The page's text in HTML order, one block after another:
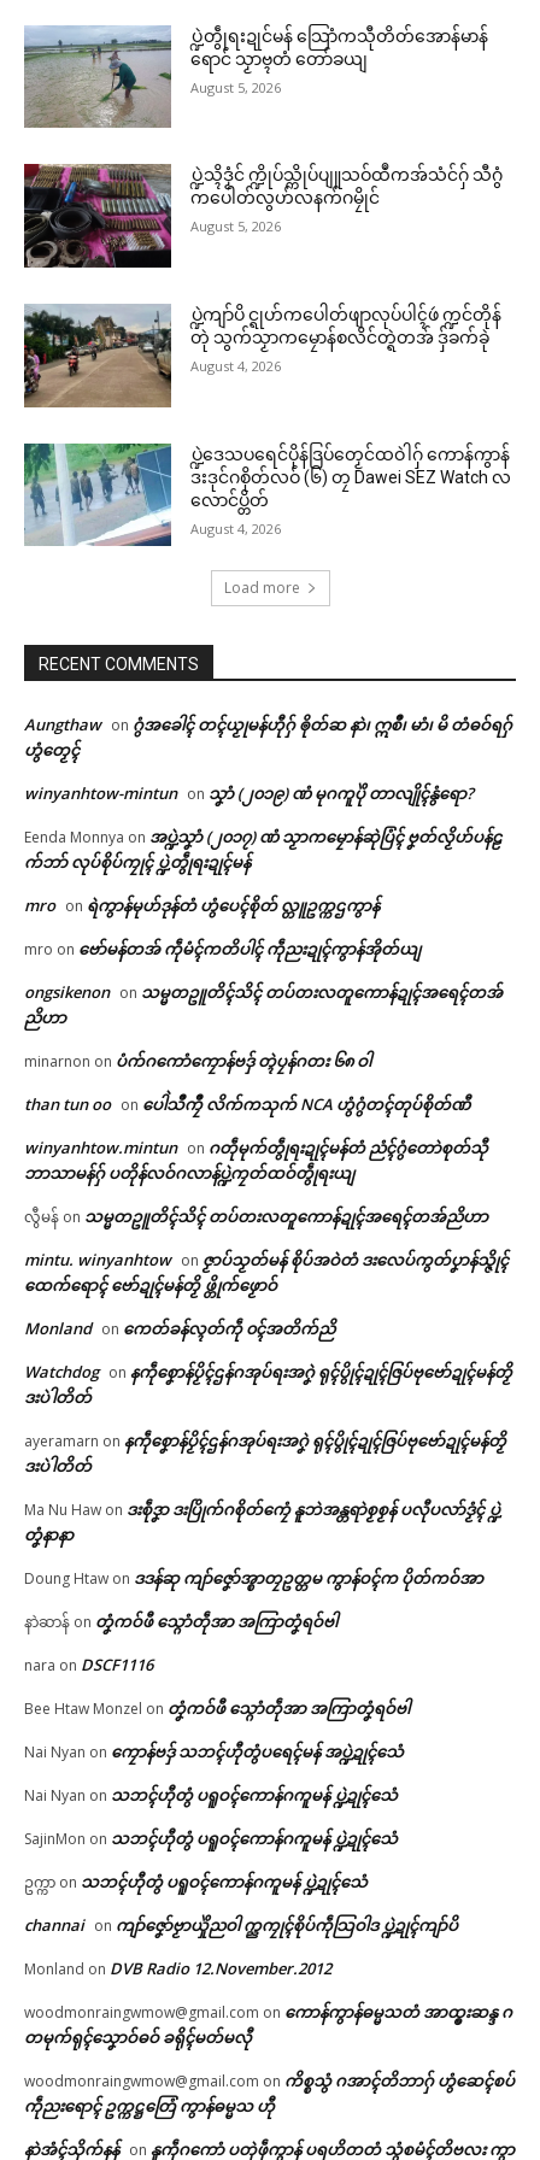
ရုဲစှ်
ပရိုၚ်လက္ကရဴအိုတ်
🏛 လညာတ်ပါ်ပဲါ
ညးဒါန်လိက်
ဗွဳဒဳယဵု
ကေတ်အဆက်
© ဌာန်ပရိုၚ်ဗၠးၜးမန်
Related
ပုရိသာတ်ပ္ဍဲသၠာတ်ခေတ်လၟုဟ်
ဟွံဒုၚ်စသိုၚ်ရှ်သာဒွက်ကွေံကွေံရ
ပုဟ် သၟာဒယှေ်ဒွက်တအ်ဟီု
March 31, 2026
စှ်ေဘာဥတုက္ညင် ကွာန်ဝင်ကသၞာံ
ဏံ သၟာဒယှ်ေဒွက်မန်ဒယှ်ဂမၠိုင် ဒ
May 19, 2026
In "ပရိုၚ်"
သကိုပ်ဝန်ဇၞော်တြေံ နာဲအံင်ကျဳတု
င် ဟိုတ်နူဆက်ဆောံကဵုမန်တအ်
ပြေပြံင်ခိုဟ်တုဲ ကမ္မယှေန်ပၞာန်တ
အ် တးပဲါထောံရောင် ဗွိုင်ဗော်ညဳ
သၟဟ်မန်လ္ၚဵု ဟီုဓမံက်
April 12, 2026
ပ္ဍဲတွဵုရးဍုင်မန် သြောံကသီုတိတ်အောန်မာန်
ရောင် သၟာဗ္ၚတံ တော်ခယျ
August 5, 2026
ပ္ဍဲသ္ၚိဒၟံင် က္ဍိုပ်သ္ကိုပ်ပျူသဝ်ထဳကအ်သံင်ဂှ် သီဂွံ
ကပေါတ်လွဟ်လနက်ဂမၠိုင်
August 5, 2026
ပ္ဍဲကျာ်ပိ င္ရုဟ်ကပေါတ်ဖျာလုပ်ပါၚ်ဖဴ က္ဍင်တိုန်
တုဲ သွက်သၟာကမၠောန်စလိင်တ္ရဲတအ် ဒှ်ခက်ခုဲ
August 4, 2026
ပ္ဍဲဒေသပရေင်ပိုန်ဒြပ်တၟေင်ထဝဲါဂှ် ကောန်ကွာန်
ဒးဒုင်ဂစိုတ်လဝ် (၆) တၠ Dawei SEZ Watch လ
လောင်ပ္တိတ်
August 4, 2026
Load more
RECENT COMMENTS
Aungthaw on ဂွံအခေါၚ် တၚ်ယၟုမန်ဟီုဂှ် ၜိုတ်ဆ နာဲ၊ ဣစဳ၊ မာံ၊ မိ တံဓဝ်ရဂှ်
ဟွံတၟေၚ်
winyanhtow-mintun on သၞာံ (၂၀၁၉) ဏံ မုဂကူပိုဲ တာလျိုၚ်နွံရော?
Eenda Monnya on အပ္ဍဲသၞာံ (၂၀၁၇) ဏံ သၟာကမၠောန်ဆုဲပြံၚ် ဗၞတ်လၟိဟ်ပန်ဠ
က်ဘာ် လုပ်စိုပ်ကၠုၚ် ပ္ဍဲတွဵုရးဍုၚ်မန်
mro on ရဲကွာန်မုဟ်ဒုန်တံ ဟွံပေၚ်စိုတ် လ္တူဥက္ကဌကွာန်
mro on ဗော်မန်တအ် ကဵုမံၚ်ကတိပါၚ် ကဵုညးဍုၚ်ကွာန်အိုတ်ယျ
ongsikenon on သမ္မတဥူတိၚ်သိၚ် တပ်တးလတူကောန်ဍုၚ်အရေၚ်တအ်
ညိဟာ
minarnon on ပံက်ဂကောံကၠောန်ဗဒှ် တ္ၚဲပၠန်ဂတး ၆၈ ဝါ
than tun oo on ပေါဲသဳကၠဳ လိက်ကသုက် NCA ဟွံဂွံတၚ်တုပ်စိုတ်ဏီ
winyanhtow.mintun on ဂတဵုမုက်တွဵုရးဍုၚ်မန်တံ ညံၚ်ဂွံတောဲစုတ်သီု
ဘာသာမန်ဂှ် ပတိုန်လဝ်ဂလာန်ပ္ဍဲကၠတ်ထဝ်တွဵုရးယျ
လွီမန် on သမ္မတဥူတိၚ်သိၚ် တပ်တးလတူကောန်ဍုၚ်အရေၚ်တအ်ညိဟာ
mintu. winyanhtow on ဇၟာပ်သၟတ်မန် စိုပ်အဝဲတံ ဒးလေပ်ကွတ်ပၞာန်သ္ဇိုၚ်
ထေက်ရောၚ် ဗော်ဍုၚ်မန်တၟိ ဖ္တိုက်ဖၟောဝ်
Monland on ကေတ်ခန်လ္ၚတ်ကဵု ၀ၚ်အတိက်ညိ
Watchdog on နကဵုစၞောန်ပၟိၚ်ဌန်ဂအုပ်ရးအဂၞဲ ရုၚ်ပွိုၚ်ဍုၚ်ဇြပ်ဗုဗော်ဍုၚ်မန်တၟိ
ဒးပဲါတိတ်
ayeramarn on နကဵုစၞောန်ပၟိၚ်ဌန်ဂအုပ်ရးအဂၞဲ ရုၚ်ပွိုၚ်ဍုၚ်ဇြပ်ဗုဗော်ဍုၚ်မန်တၟိ
ဒးပဲါတိတ်
Ma Nu Haw on ဒးစဵုဒၞာ ဒးပြိုက်ဂစိုတ်ကၠေံ နူဘဲအန္တရာဲစၟစၟန် ပလီုပလာ်ဒၟံၚ် ပ္ဍဲ
တၞံနာနာ
Doung Htaw on ဒဒန်ဆု ကျာ်ဇၞော်အ္စာတၠဥတ္တမ ကွာန်ဝၚ်က ပိုတ်ကဝ်အာ
နာဲဆာန် on တၞံကဝ်ဖီ သ္ဂောံတဵုအာ အကြာတၞံရဝ်ဗါ
nara on DSCF1116
Bee Htaw Monzel on တၞံကဝ်ဖီ သ္ဂောံတဵုအာ အကြာတၞံရဝ်ဗါ
Nai Nyan on ကၠောန်ဗဒှ် သဘၚ်ဟီုတွံပရေၚ်မန် အပ္ဍဲဍုၚ်သေံ
Nai Nyan on သဘၚ်ဟီုတွံ ပရူဝၚ်ကောန်ဂကူမန် ပ္ဍဲဍုၚ်သေံ
SajinMon on သဘၚ်ဟီုတွံ ပရူဝၚ်ကောန်ဂကူမန် ပ္ဍဲဍုၚ်သေံ
ဥက္ကာ on သဘၚ်ဟီုတွံ ပရူဝၚ်ကောန်ဂကူမန် ပ္ဍဲဍုၚ်သေံ
channai on ကျာ်ဇၞော်ဗၟာယှိုဲညဝါ က္ညကၠုၚ်စိုပ်ကဵုသြဝါဒ ပ္ဍဲဍုၚ်ကျာ်ပိ
Monland on DVB Radio 12.November.2012
woodmonraingwmow@gmail.com on ကောန်ကွာန်ဓမ္မသတံ အာထ္ၜးဆန္ဒ ဂ
တမုက်ရုၚ်သၞောဝ်ဓဝ် ခရိုၚ်မတ်မလီု
woodmonraingwmow@gmail.com on ကိစ္စသွံ ဂအာၚ်တိဘာဂှ် ဟွံဆေၚ်စပ်
ကဵုညးရောၚ် ဥက္ကဋ္ဌတြေံ ကွာန်ဓမ္မသ ဟီု
နာဲအံၚ်သိုက်နန် on နူကဵုဂကောံ ပတုဲဖဵုကွာန် ပရဟိတတံ သွံစမံၚ်တိဗလး ကွာ